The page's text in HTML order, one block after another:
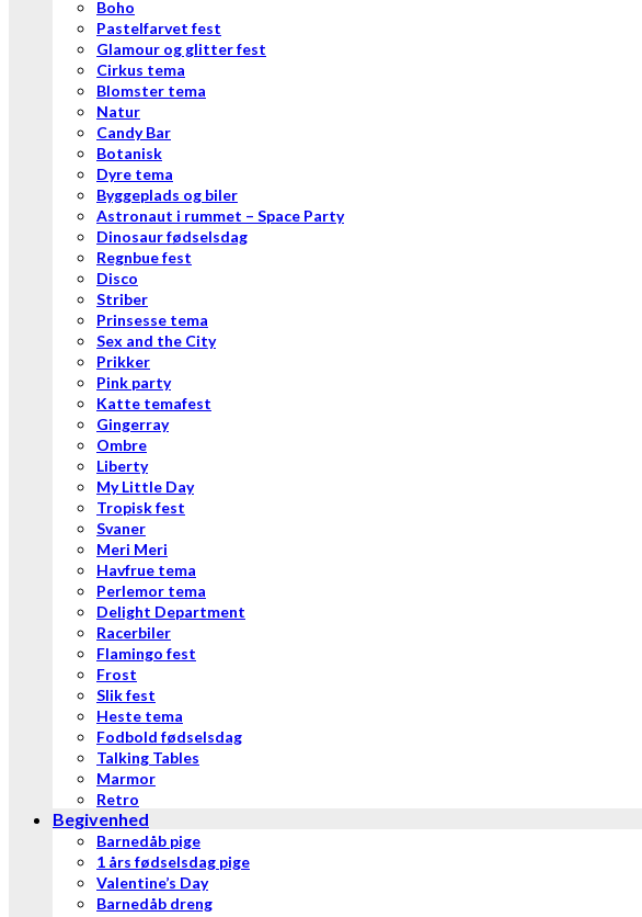
Boho
Pastelfarvet fest
Glamour og glitter fest
Cirkus tema
Blomster tema
Natur
Candy Bar
Botanisk
Dyre tema
Byggeplads og biler
Astronaut i rummet – Space Party
Dinosaur fødselsdag
Regnbue fest
Disco
Striber
Prinsesse tema
Sex and the City
Prikker
Pink party
Katte temafest
Gingerray
Ombre
Liberty
My Little Day
Tropisk fest
Svaner
Meri Meri
Havfrue tema
Perlemor tema
Delight Department
Racerbiler
Flamingo fest
Frost
Slik fest
Heste tema
Fodbold fødselsdag
Talking Tables
Marmor
Retro
Begivenhed
Barnedåb pige
1 års fødselsdag pige
Valentine’s Day
Barnedåb dreng